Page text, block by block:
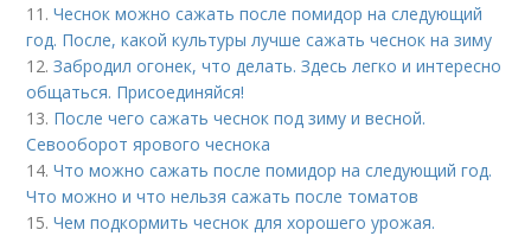
11.Чеснок можно сажать после помидор на следующий
год. После, какой культуры лучше сажать чеснок на зиму
12.Забродил огонек, что делать. Здесь легко и интересно
общаться. Присоединяйся!
13. После чего сажать чеснок под зиму и весной.
Севооборот ярового чеснока
14.Что можно сажать после помидор на следующий год.
Что можно и что нельзя сажать после томатов
15.Чем подкормить чеснок для хорошего урожая.